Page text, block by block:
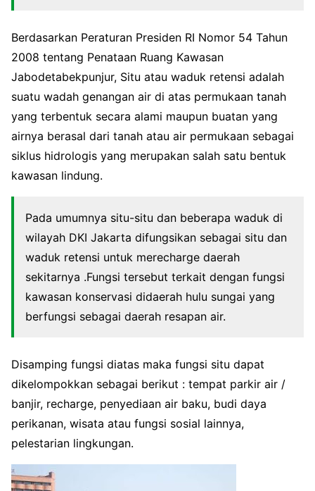
Berdasarkan Peraturan Presiden RI Nomor 54 Tahun
2008 tentang Penataan Ruang Kawasan
Jabodetabekpunjur, Situ atau waduk retensi adalah
suatu wadah genangan air di atas permukaan tanah
yang terbentuk secara alami maupun buatan yang
airnya berasal dari tanah atau air permukaan sebagai
siklus hidrologis yang merupakan salah satu bentuk
kawasan lindung.
Pada umumnya situ-situ dan beberapa waduk di
wilayah DKI Jakarta difungsikan sebagai situ dan
waduk retensi untuk merecharge daerah
sekitarnya .Fungsi tersebut terkait dengan fungsi
kawasan konservasi didaerah hulu sungai yang
berfungsi sebagai daerah resapan air.
Disamping fungsi diatas maka fungsi situ dapat
dikelompokkan sebagai berikut : tempat parkir air /
banjir, recharge, penyediaan air baku, budi daya
perikanan, wisata atau fungsi sosial lainnya,
pelestarian lingkungan.